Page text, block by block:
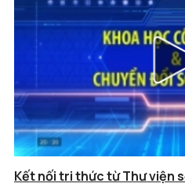
Kết nối tri thức từ Thư viện